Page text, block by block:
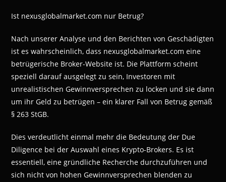
Ist nexusglobalmarket.com nur Betrug?
Nach unserer Analyse und den Berichten von Geschädigten
ist es wahrscheinlich, dass nexusglobalmarket.com eine
betrügerische Broker-Website ist. Die Plattform scheint
speziell darauf ausgelegt zu sein, Investoren mit
unrealistischen Gewinnversprechen zu locken und sie dann
um ihr Geld zu betrügen – ein klarer Fall von Betrug gemäß
§ 263 StGB.
Dies verdeutlicht einmal mehr die Bedeutung der Due
Diligence bei der Auswahl eines Krypto-Brokers. Es ist
essentiell, eine gründliche Recherche durchzuführen und
sich nicht von hohen Gewinnversprechen blenden zu